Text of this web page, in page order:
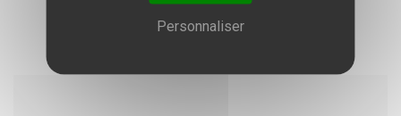
Personnaliser